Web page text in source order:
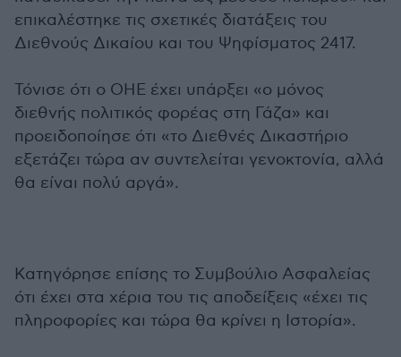
επικαλέστηκε τις σχετικές διατάξεις του
Διεθνούς Δικαίου και του Ψηφίσματος 2417.
Τόνισε ότι ο ΟΗΕ έχει υπάρξει «ο μόνος
διεθνής πολιτικός φορέας στη Γάζα» και
προειδοποίησε ότι «το Διεθνές Δικαστήριο
εξετάζει τώρα αν συντελείται γενοκτονία, αλλά
θα είναι πολύ αργά».
Κατηγόρησε επίσης το Συμβούλιο Ασφαλείας
ότι έχει στα χέρια του τις αποδείξεις «έχει τις
πληροφορίες και τώρα θα κρίνει η Ιστορία».